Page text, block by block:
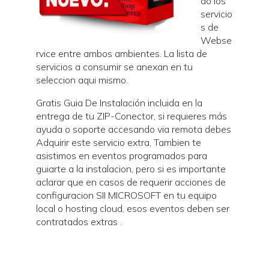
servicio
s de
Webse
rvice entre ambos ambientes. La lista de
servicios a consumir se anexan en tu
seleccion aqui mismo.
Gratis Guia De Instalación incluida en la
entrega de tu ZIP-Conector, si requieres más
ayuda o soporte accesando via remota debes
Adquirir este servicio extra, Tambien te
asistimos en eventos programados para
guiarte a la instalacion, pero si es importante
aclarar que en casos de requerir acciones de
configuracion SII MICROSOFT en tu equipo
local o hosting cloud, esos eventos deben ser
contratados extras .